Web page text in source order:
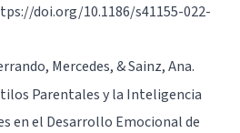
doi.org/10.1186/s41155-022-
Mercedes, & Sainz, Ana.
Parentales y la Inteligencia
en el Desarrollo Emocional de